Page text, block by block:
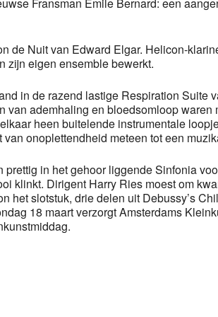
de Nuit van Edward Elgar. Helicon-
zijn eigen ensemble bewerkt.
in de razend lastige Respiration Suite
ademhaling en bloedsomloop
heen buitelende instrumentale
onoplettendheid meteen tot een
in het gehoor liggende Sinfonia
klinkt. Dirigent Harry Ries moest om
het slotstuk, drie delen uit Debussy’s
18 maart verzorgt Amsterdams